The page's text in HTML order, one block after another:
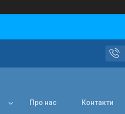
Про нас Контакти